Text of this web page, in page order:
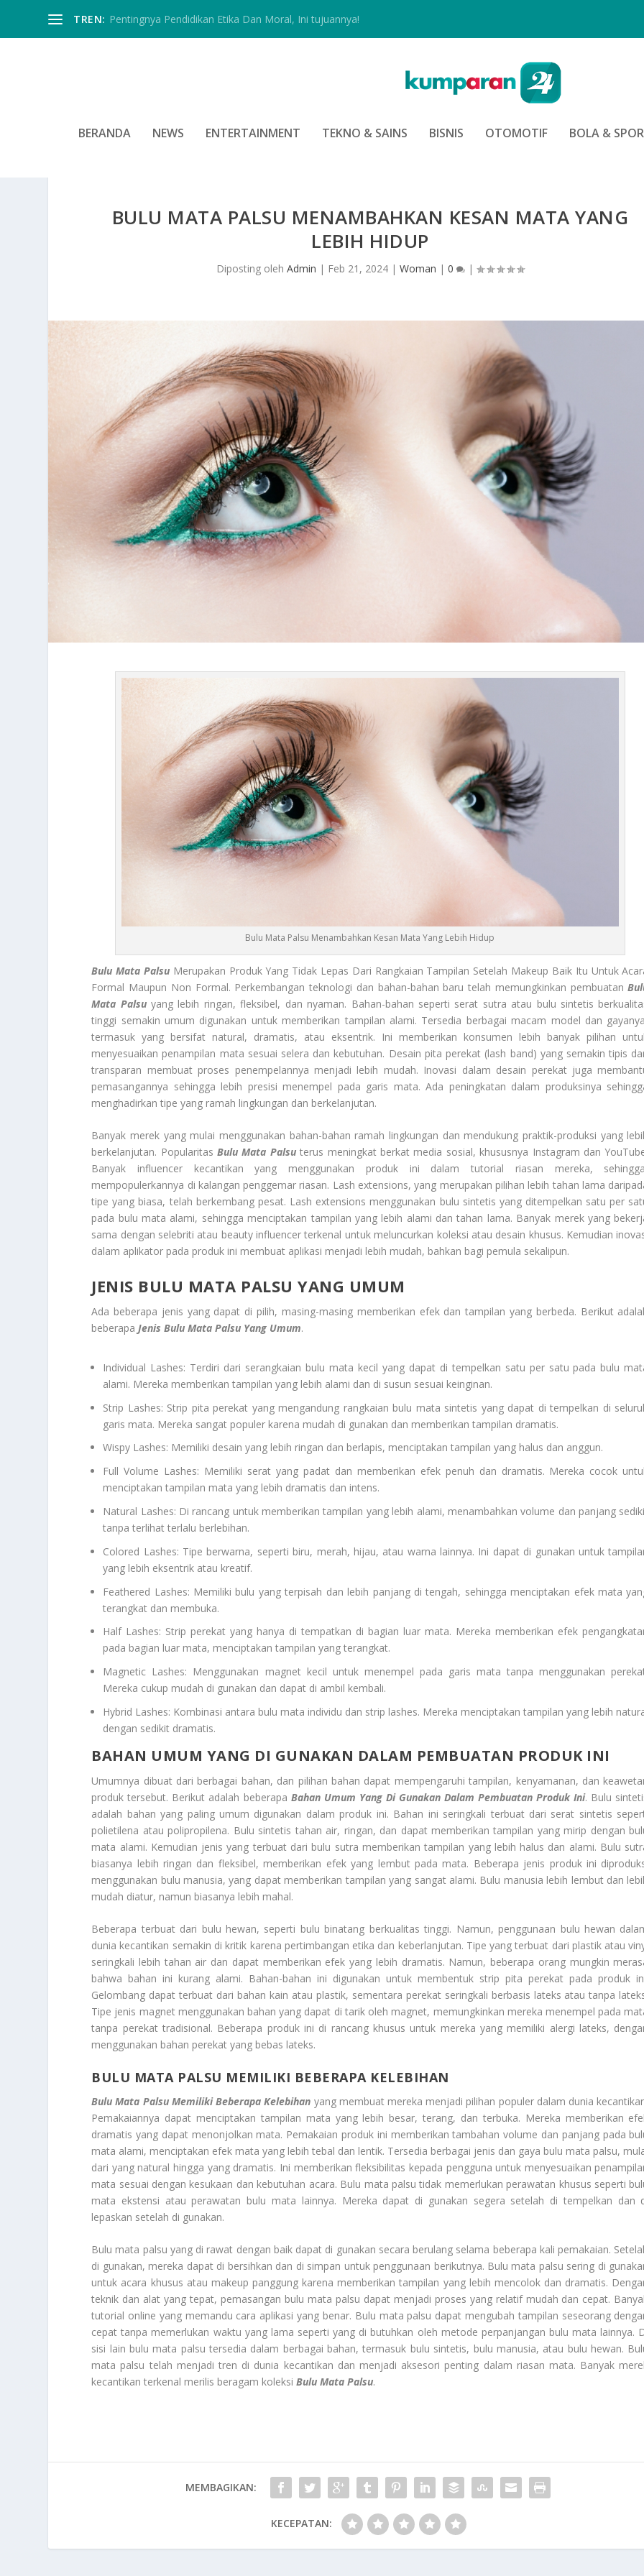
TREN: Pentingnya Pendidikan Etika Dan Moral, Ini tujuannya!
BERANDA NEWS ENTERTAINMENT TEKNO & SAINS BISNIS OTOMOTIF BOLA &
BULU MATA PALSU MENAMBAHKAN KESAN MATA YANG
LEBIH HIDUP
Diposting oleh Admin | Feb 21, 2024| Woman | 0 |
Bulu Mata Palsu Menambahkan Kesan Mata Yang Lebih Hidup
Bulu Mata PalsuMerupakan Produk Yang Tidak Lepas Dari Rangkaian Tampilan Setelah Makeup Baik Itu Untuk
Formal Maupun Non Formal. Perkembangan teknologi dan bahan-bahan baru telah memungkinkan pembuatan
Mata Palsuyang lebih ringan, fleksibel, dan nyaman. Bahan-bahan seperti serat sutra atau bulu sintetis
tinggi semakin umum digunakan untuk memberikan tampilan alami. Tersedia berbagai macam model dan
termasuk yang bersifat natural, dramatis, atau eksentrik. Ini memberikan konsumen lebih banyak pilihan
menyesuaikan penampilan mata sesuai selera dan kebutuhan. Desain pita perekat (lash band) yang semakin tipis
transparan membuat proses penempelannya menjadi lebih mudah. Inovasi dalam desain perekat juga
pemasangannya sehingga lebih presisi menempel pada garis mata. Ada peningkatan dalam produksinya
menghadirkan tipe yang ramah lingkungan dan berkelanjutan.
Banyak merek yang mulai menggunakan bahan-bahan ramah lingkungan dan mendukung praktik-produksi yang
berkelanjutan. PopularitasBulu Mata Palsuterus meningkat berkat media sosial, khususnya Instagram dan
Banyak influencer kecantikan yang menggunakan produk ini dalam tutorial riasan mereka, sehingga
mempopulerkannya di kalangan penggemar riasan. Lash extensions, yang merupakan pilihan lebih tahan lama
tipe yang biasa, telah berkembang pesat. Lash extensions menggunakan bulu sintetis yang ditempelkan satu per
pada bulu mata alami, sehingga menciptakan tampilan yang lebih alami dan tahan lama. Banyak merek yang
sama dengan selebriti atau beauty influencer terkenal untuk meluncurkan koleksi atau desain khusus. Kemudian
dalam aplikator pada produk ini membuat aplikasi menjadi lebih mudah, bahkan bagi pemula sekalipun.
JENIS BULU MATA PALSU YANG UMUM
Ada beberapa jenis yang dapat di pilih, masing-masing memberikan efek dan tampilan yang berbeda. Berikut
beberapa Jenis Bulu Mata Palsu Yang Umum.
Individual Lashes: Terdiri dari serangkaian bulu mata kecil yang dapat di tempelkan satu per satu pada bulu
alami. Mereka memberikan tampilan yang lebih alami dan di susun sesuai keinginan.
Strip Lashes: Strip pita perekat yang mengandung rangkaian bulu mata sintetis yang dapat di tempelkan di
garis mata. Mereka sangat populer karena mudah di gunakan dan memberikan tampilan dramatis.
Wispy Lashes: Memiliki desain yang lebih ringan dan berlapis, menciptakan tampilan yang halus dan anggun.
Full Volume Lashes: Memiliki serat yang padat dan memberikan efek penuh dan dramatis. Mereka cocok
menciptakan tampilan mata yang lebih dramatis dan intens.
Natural Lashes: Di rancang untuk memberikan tampilan yang lebih alami, menambahkan volume dan panjang
tanpa terlihat terlalu berlebihan.
Colored Lashes: Tipe berwarna, seperti biru, merah, hijau, atau warna lainnya. Ini dapat di gunakan untuk
yang lebih eksentrik atau kreatif.
Feathered Lashes: Memiliki bulu yang terpisah dan lebih panjang di tengah, sehingga menciptakan efek mata
terangkat dan membuka.
Half Lashes: Strip perekat yang hanya di tempatkan di bagian luar mata. Mereka memberikan efek
pada bagian luar mata, menciptakan tampilan yang terangkat.
Magnetic Lashes: Menggunakan magnet kecil untuk menempel pada garis mata tanpa menggunakan
Mereka cukup mudah di gunakan dan dapat di ambil kembali.
Hybrid Lashes: Kombinasi antara bulu mata individu dan strip lashes. Mereka menciptakan tampilan yang lebih
dengan sedikit dramatis.
BAHAN UMUM YANG DI GUNAKAN DALAM PEMBUATAN PRODUK INI
Umumnya dibuat dari berbagai bahan, dan pilihan bahan dapat mempengaruhi tampilan, kenyamanan, dan
produk tersebut. Berikut adalah beberapa Bahan Umum Yang Di Gunakan Dalam Pembuatan Produk Ini. Bulu
adalah bahan yang paling umum digunakan dalam produk ini. Bahan ini seringkali terbuat dari serat sintetis
polietilena atau polipropilena. Bulu sintetis tahan air, ringan, dan dapat memberikan tampilan yang mirip dengan
mata alami. Kemudian jenis yang terbuat dari bulu sutra memberikan tampilan yang lebih halus dan alami. Bulu
biasanya lebih ringan dan fleksibel, memberikan efek yang lembut pada mata. Beberapa jenis produk ini
menggunakan bulu manusia, yang dapat memberikan tampilan yang sangat alami. Bulu manusia lebih lembut dan
mudah diatur, namun biasanya lebih mahal.
Beberapa terbuat dari bulu hewan, seperti bulu binatang berkualitas tinggi. Namun, penggunaan bulu hewan
dunia kecantikan semakin di kritik karena pertimbangan etika dan keberlanjutan. Tipe yang terbuat dari plastik atau
seringkali lebih tahan air dan dapat memberikan efek yang lebih dramatis. Namun, beberapa orang mungkin
bahwa bahan ini kurang alami. Bahan-bahan ini digunakan untuk membentuk strip pita perekat pada produk
Gelombang dapat terbuat dari bahan kain atau plastik, sementara perekat seringkali berbasis lateks atau tanpa
Tipe jenis magnet menggunakan bahan yang dapat di tarik oleh magnet, memungkinkan mereka menempel pada
tanpa perekat tradisional. Beberapa produk ini di rancang khusus untuk mereka yang memiliki alergi lateks,
menggunakan bahan perekat yang bebas lateks.
BULU MATA PALSU MEMILIKI BEBERAPA KELEBIHAN
Bulu Mata Palsu Memiliki Beberapa Kelebihan yang membuat mereka menjadi pilihan populer dalam dunia
Pemakaiannya dapat menciptakan tampilan mata yang lebih besar, terang, dan terbuka. Mereka memberikan
dramatis yang dapat menonjolkan mata. Pemakaian produk ini memberikan tambahan volume dan panjang pada
mata alami, menciptakan efek mata yang lebih tebal dan lentik. Tersedia berbagai jenis dan gaya bulu mata palsu,
dari yang natural hingga yang dramatis. Ini memberikan fleksibilitas kepada pengguna untuk menyesuaikan
mata sesuai dengan kesukaan dan kebutuhan acara. Bulu mata palsu tidak memerlukan perawatan khusus seperti
mata ekstensi atau perawatan bulu mata lainnya. Mereka dapat di gunakan segera setelah di tempelkan dan
lepaskan setelah di gunakan.
Bulu mata palsu yang di rawat dengan baik dapat di gunakan secara berulang selama beberapa kali pemakaian.
di gunakan, mereka dapat di bersihkan dan di simpan untuk penggunaan berikutnya. Bulu mata palsu sering di
untuk acara khusus atau makeup panggung karena memberikan tampilan yang lebih mencolok dan dramatis.
teknik dan alat yang tepat, pemasangan bulu mata palsu dapat menjadi proses yang relatif mudah dan cepat.
tutorial online yang memandu cara aplikasi yang benar. Bulu mata palsu dapat mengubah tampilan seseorang
cepat tanpa memerlukan waktu yang lama seperti yang di butuhkan oleh metode perpanjangan bulu mata lainnya.
sisi lain bulu mata palsu tersedia dalam berbagai bahan, termasuk bulu sintetis, bulu manusia, atau bulu hewan.
mata palsu telah menjadi tren di dunia kecantikan dan menjadi aksesori penting dalam riasan mata. Banyak
kecantikan terkenal merilis beragam koleksiBulu Mata Palsu.
MEMBAGIKAN:
KECEPATAN: